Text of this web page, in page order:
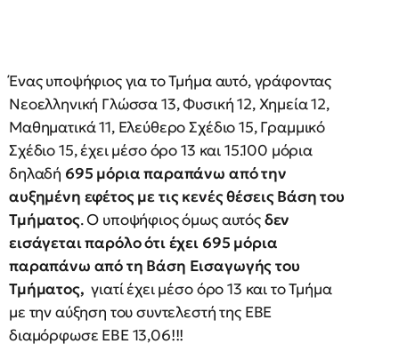
Ένας υποψήφιος για το Τμήμα αυτό, γράφοντας
Νεοελληνική Γλώσσα 13, Φυσική 12, Χημεία 12,
Μαθηματικά 11, Ελεύθερο Σχέδιο 15, Γραμμικό
Σχέδιο 15, έχει μέσο όρο 13 και 15.100 μόρια
δηλαδή 695 μόρια παραπάνω από την
αυξημένη εφέτος με τις κενές θέσεις Βάση του
Τμήματος. Ο υποψήφιος όμως αυτόςδεν
εισάγεται παρόλο ότι έχει 695 μόρια
παραπάνω από τη Βάση Εισαγωγής του
Τμήματος, γιατί έχει μέσο όρο 13 και το Τμήμα
με την αύξηση του συντελεστή της ΕΒΕ
διαμόρφωσε ΕΒΕ 13,06!!!